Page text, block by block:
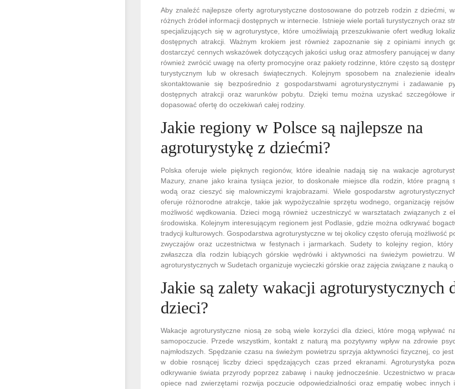
Aby znaleźć najlepsze oferty agroturystyczne dostosowane do potrzeb rodzin z dziećmi,
różnych źródeł informacji dostępnych w internecie. Istnieje wiele portali turystycznych oraz
specjalizujących się w agroturystyce, które umożliwiają przeszukiwanie ofert według
dostępnych atrakcji. Ważnym krokiem jest również zapoznanie się z opiniami innych
dostarczyć cennych wskazówek dotyczących jakości usług oraz atmosfery panującej w
również zwrócić uwagę na oferty promocyjne oraz pakiety rodzinne, które często są
turystycznym lub w okresach świątecznych. Kolejnym sposobem na znalezienie
skontaktowanie się bezpośrednio z gospodarstwami agroturystycznymi i zadawanie
dostępnych atrakcji oraz warunków pobytu. Dzięki temu można uzyskać szczegółowe
dopasować ofertę do oczekiwań całej rodziny.
Jakie regiony w Polsce są najlepsze na
agroturystykę z dziećmi?
Polska oferuje wiele pięknych regionów, które idealnie nadają się na wakacje
Mazury, znane jako kraina tysiąca jezior, to doskonałe miejsce dla rodzin, które pragną
wodą oraz cieszyć się malowniczymi krajobrazami. Wiele gospodarstw
oferuje różnorodne atrakcje, takie jak wypożyczalnie sprzętu wodnego, organizację
możliwość wędkowania. Dzieci mogą również uczestniczyć w warsztatach związanych z
środowiska. Kolejnym interesującym regionem jest Podlasie, gdzie można odkrywać
tradycji kulturowych. Gospodarstwa agroturystyczne w tej okolicy często oferują możliwość
zwyczajów oraz uczestnictwa w festynach i jarmarkach. Sudety to kolejny region, który
zwłaszcza dla rodzin lubiących górskie wędrówki i aktywności na świeżym powietrzu.
agroturystycznych w Sudetach organizuje wycieczki górskie oraz zajęcia związane z nauką o
Jakie są zalety wakacji agroturystycznych
dzieci?
Wakacje agroturystyczne niosą ze sobą wiele korzyści dla dzieci, które mogą wpływać
samopoczucie. Przede wszystkim, kontakt z naturą ma pozytywny wpływ na zdrowie
najmłodszych. Spędzanie czasu na świeżym powietrzu sprzyja aktywności fizycznej, co
w dobie rosnącej liczby dzieci spędzających czas przed ekranami. Agroturystyka
odkrywanie świata przyrody poprzez zabawę i naukę jednocześnie. Uczestnictwo w
opiece nad zwierzętami rozwija poczucie odpowiedzialności oraz empatię wobec innych